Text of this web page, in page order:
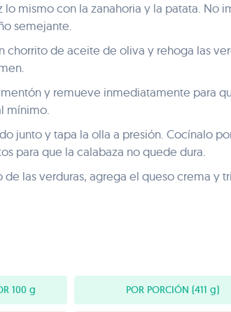
lo mismo con la zanahoria y la patata. No
semejante.
chorrito de aceite de oliva y rehoga las
y remueve inmediatamente para
mínimo.
junto y tapa la olla a presión. Cocínalo
para que la calabaza no quede dura.
las verduras, agrega el queso crema y
100 g POR PORCIÓN (411 g)